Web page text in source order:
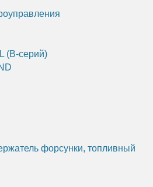
(B-серий)
форсунки, топливный